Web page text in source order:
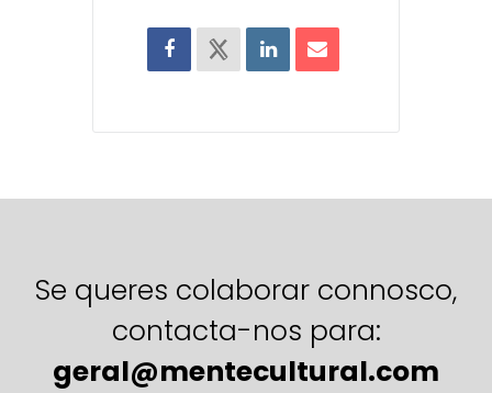
Se queres colaborar connosco,
contacta-nos para:
geral@mentecultural.com